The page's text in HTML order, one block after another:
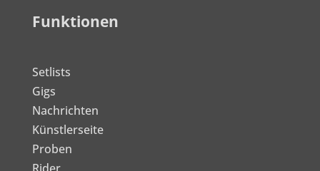
Funktionen
Setlists
Gigs
Nachrichten
Künstlerseite
Proben
Rider